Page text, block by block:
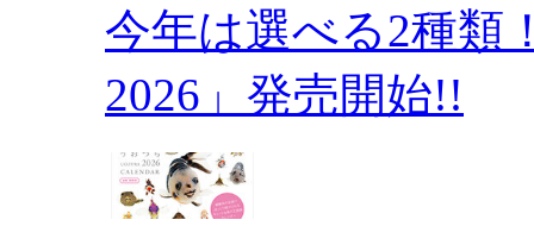
今年は選べる2種類
2026」発売開始!!